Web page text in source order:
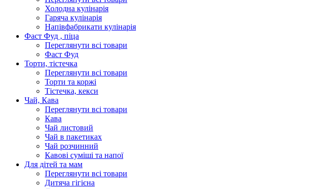
Холодна кулінарія
Гаряча кулінарія
Напівфабрикати кулінарія
Фаст Фуд , піца
Переглянути всі товари
Фаст Фуд
Торти, тістечка
Переглянути всі товари
Торти та коржі
Тістечка, кекси
Чай, Кава
Переглянути всі товари
Кава
Чай листовий
Чай в пакетиках
Чай розчинний
Кавові суміші та напої
Для дітей та мам
Переглянути всі товари
Дитяча гігієна